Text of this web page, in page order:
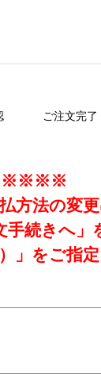
ご注文完了
方法の変更
続きへ」
」をご指定